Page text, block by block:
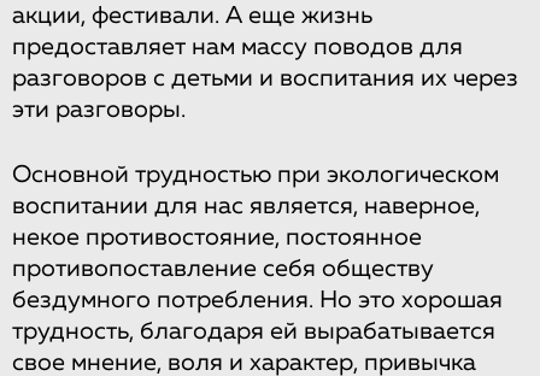
акции, фестивали. А еще жизнь
предоставляет нам массу поводов для
разговоров с детьми и воспитания их через
эти разговоры.
Основной трудностью при экологическом
воспитании для нас является, наверное,
некое противостояние, постоянное
противопоставление себя обществу
бездумного потребления. Но это хорошая
трудность, благодаря ей вырабатывается
свое мнение, воля и характер, привычка